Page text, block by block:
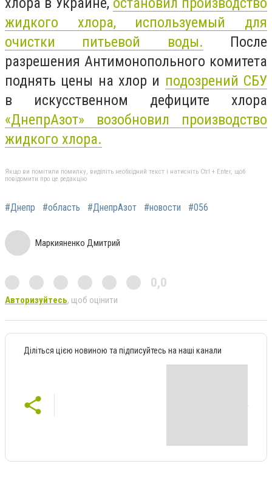
жидкого хлора, используемый для
очистки питьевой воды. После
разрешения Антимонопольного комитета
поднять цены на хлор и подозрений СБУ
в искусственном дефиците хлора
«ДнепрАзот» возобновил производство
жидкого хлора.
Якщо ви помітили помилку, виділіть необхідний текст і натисніть Ctrl + Enter, щоб
повідомити про це редакцію
#Днепр #область #ДнепрАзот #новости #056
Маркияненко Дмитрий
0,0
Авторизуйтесь, щоб оцінити
Діліться цією новиною та підписуйтесь на наші канали